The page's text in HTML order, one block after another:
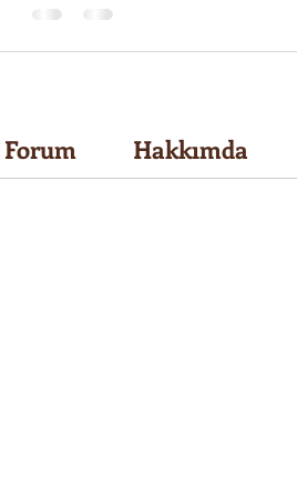
Forum Hakkımda